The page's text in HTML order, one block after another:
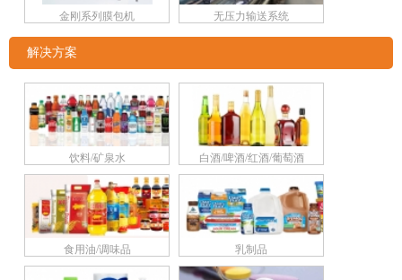
金刚系列膜包机 无压力输送系统
解决方案
饮料/矿泉水 白酒/啤酒/红酒/葡萄酒
食用油/调味品 乳制品